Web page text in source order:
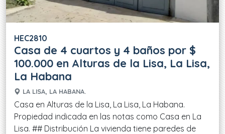
HEC2810
Casa de 4 cuartos y 4 baños por $
100.000 en Alturas de la Lisa, La Lisa,
La Habana
LA LISA, LA HABANA.
Casa en Alturas de la Lisa, La Lisa, La Habana.
Propiedad indicada en las notas como Casa en La
Lisa. ## Distribución La vivienda tiene paredes de